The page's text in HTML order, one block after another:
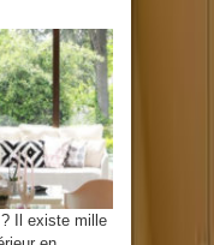
Il existe mille